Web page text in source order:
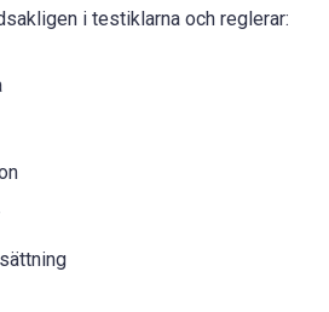
i testiklarna och reglerar: